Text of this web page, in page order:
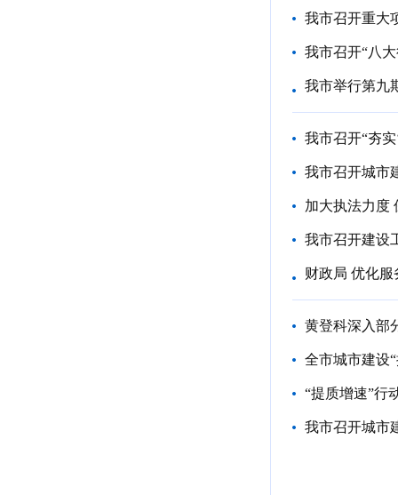
我市召开重大
我市召开“八
我市举行第九
我市召开“夯
我市召开城市
加大执法力度
我市召开建设
财政局 优化
黄登科深入部
全市城市建设
“提质增速”行
我市召开城市